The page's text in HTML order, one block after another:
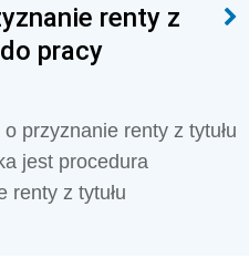
renty z
pracy
przyznanie renty z tytułu
jest procedura
renty z tytułu